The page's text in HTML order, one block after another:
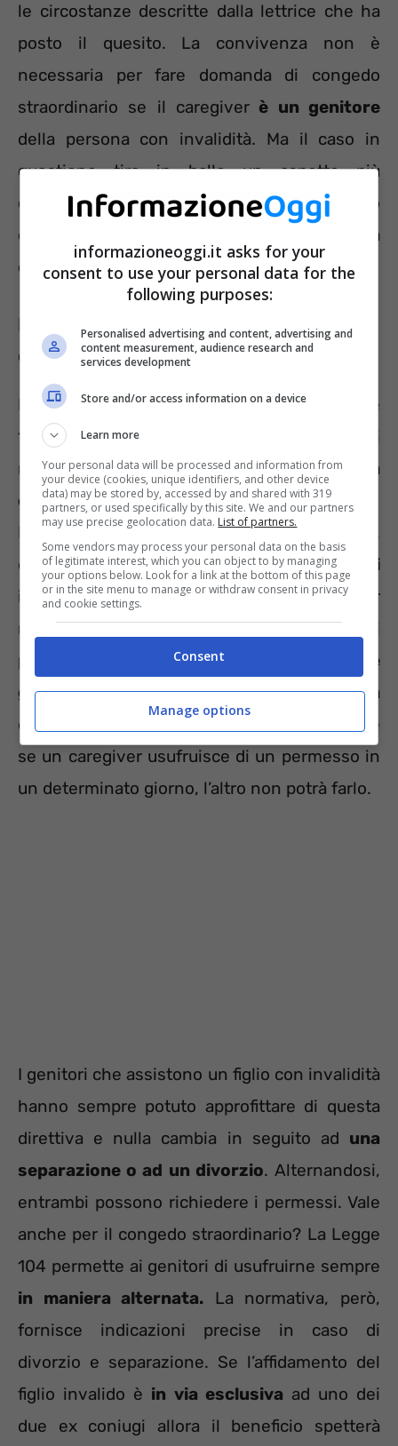
le circostanze descritte dalla lettrice che ha
posto il quesito. La convivenza non è
necessaria per fare domanda di congedo
straordinario se il caregiver è un genitore
della persona con invalidità. Ma il caso in
questione tira in ballo un aspetto più
complesso,il divorzio dei genitori.Dobbiamo
capire se tale separazione incida sulla
domanda di congedo oppure no.
Figlio con disabilità, divorzio e
congedo straordinario
Iniziamo con una recente modifica alla Legge
104 dall’importanza rilevante nel caso di
nostro interesse. Dal 13 agosto è stata
cancellata la figura del referente unico
L’assistenza ad una persona con invalidità,
dunque, può essere prestata dapiù soggetti
in forma alternata. Tutti i caregiver
riconosciuti possono avanzare richiesta di
permessi retribuiti nella misura di sempre,
tre
giorni al mese.L’importante è che la
domanda sia per giorni diversi. Significa che
se un caregiver usufruisce di un permesso in
un determinato giorno, l’altro non potrà farlo.
I genitori che assistono un figlio con invalidità
hanno sempre potuto approfittare di questa
direttiva e nulla cambia in seguito ad una
separazione o ad un divorzio. Alternandosi,
entrambi possono richiedere i permessi. Vale
anche per il congedo straordinario? La Legge
104 permette ai genitori di usufruirne sempre
in maniera alternata. La normativa, però,
fornisce indicazioni precise in caso di
divorzio e separazione. Se l’affidamento del
figlio invalido è in via esclusiva ad uno dei
due ex coniugi allora il beneficio spetterà
informazioneoggi.it asks for your
consent to use your personal data for the
following purposes:
Personalised advertising and content, advertising and
content measurement, audience research and
services development
Store and/or access information on a device
Learn more
Your personal data will be processed and information from
your device (cookies, unique identifiers, and other device
data) may be stored by, accessed by and shared with 319
partners, or used specifically by this site. We and our partners
may use precise geolocation data. List of partners.
Some vendors may process your personal data on the basis
of legitimate interest, which you can object to by managing
your options below. Look for a link at the bottom of this page
or in the site menu to manage or withdraw consent in privacy
and cookie settings.
Consent
Manage options